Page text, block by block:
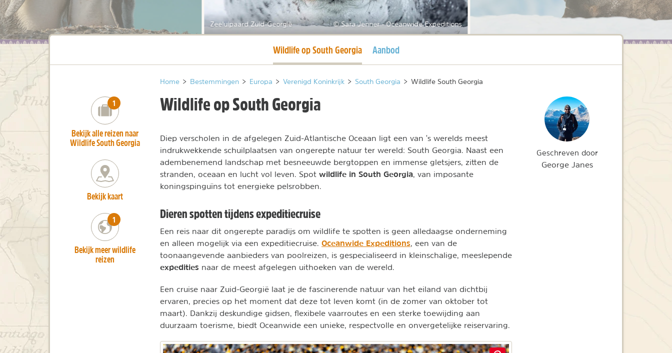
Zeeluipaard Zuid-Georgië © Sara Jenner - Oceanwide Expeditions
Huidige pagina
Wildlife op South Georgia Aanbod
Home > Bestemmingen > Europa > Verenigd Koninkrijk > South Georgia > Wildlife South Georgia
Wildlife op South Georgia
Diep verscholen in de afgelegen Zuid-Atlantische Oceaan ligt een van 's werelds meest
indrukwekkende schuilplaatsen van ongerepte natuur ter wereld: South Georgia. Naast een
adembenemend landschap met besneeuwde bergtoppen en immense gletsjers, zitten de
stranden, oceaan en lucht vol leven. Spot wildlife in South Georgia, van imposante
koningspinguïns tot energieke pelsrobben.
Dieren spotten tijdens expeditiecruise
Een reis naar dit ongerepte paradijs om wildlife te spotten is geen alledaagse onderneming
en alleen mogelijk via een expeditiecruise. Oceanwide Expeditions, een van de
toonaangevende aanbieders van poolreizen, is gespecialiseerd in kleinschalige, meeslepende
expedities naar de meest afgelegen uithoeken van de wereld.
Een cruise naar Zuid-Georgië laat je de fascinerende natuur van het eiland van dichtbij
ervaren, precies op het moment dat deze tot leven komt (in de zomer van oktober tot
maart). Dankzij deskundige gidsen, flexibele vaarroutes en een sterke toewijding aan
duurzaam toerisme, biedt Oceanwide een unieke, respectvolle en onvergetelijke reiservaring.
number_of_trips:
1
Bekijk alle reizen naar
Wildlife South Georgia
Bekijk kaart
number_of_trips:
1
Bekijk meer wildlife
reizen
Geschreven door
George Janes